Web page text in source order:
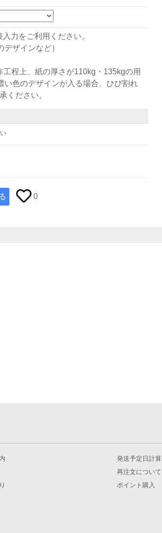
力をご利用ください。
ザインなど）
程上、紙の厚さが110kg・135kgの用
い色のデザインが入る場合、ひび割れ
ください。
0
発送予定日計算
再注文について
ポイント購入